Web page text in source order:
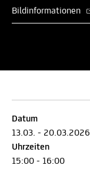
Bildinformationen
Datum
13.03. - 20.03.2026
Uhrzeiten
15:00 - 16:00